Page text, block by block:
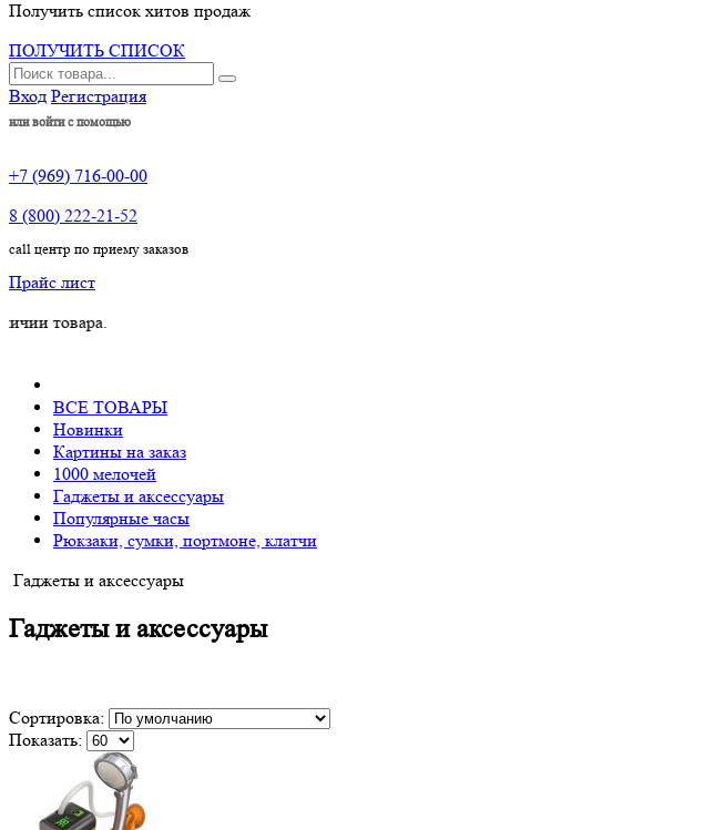
Получить список хитов продаж
ПОЛУЧИТЬ СПИСОК
Вход Регистрация
или войти с помощью
+7 (969) 716-00-00
8 (800) 222-21-52
call центр по приему заказов
Прайс лист
ВСЕ ТОВАРЫ
Новинки
Картины на заказ
1000 мелочей
Гаджеты и аксессуары
Популярные часы
Рюкзаки, сумки, портмоне, клатчи
Гаджеты и аксессуары
Гаджеты и аксессуары
Сортировка:
Показать: